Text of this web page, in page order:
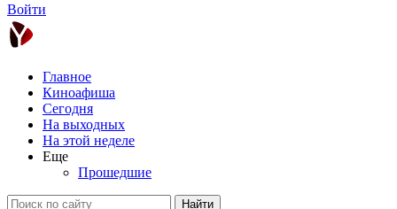
Войти
Главное
Киноафиша
Сегодня
На выходных
На этой неделе
Еще
Прошедшие
Найти